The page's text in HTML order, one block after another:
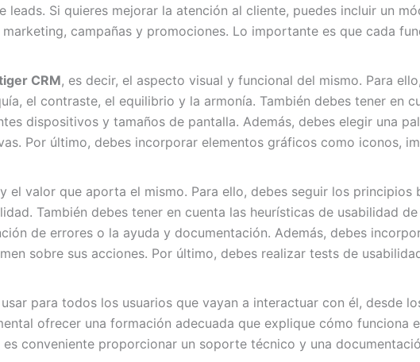
Si quieres mejorar la atención al cliente, puedes incluir un
campañas y promociones. Lo importante es que cada
CRM, es decir, el aspecto visual y funcional del mismo. Para
el contraste, el equilibrio y la armonía. También debes tener en
dispositivos y tamaños de pantalla. Además, debes elegir una
Por último, debes incorporar elementos gráficos como iconos,
el valor que aporta el mismo. Para ello, debes seguir los principios
También debes tener en cuenta las heurísticas de usabilidad
de errores o la ayuda y documentación. Además, debes
sobre sus acciones. Por último, debes realizar tests de
para todos los usuarios que vayan a interactuar con él, desde
ofrecer una formación adecuada que explique cómo funciona
conveniente proporcionar un soporte técnico y una